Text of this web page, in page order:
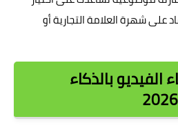
على شهرة العلامة التجارية أو
بالذكاء